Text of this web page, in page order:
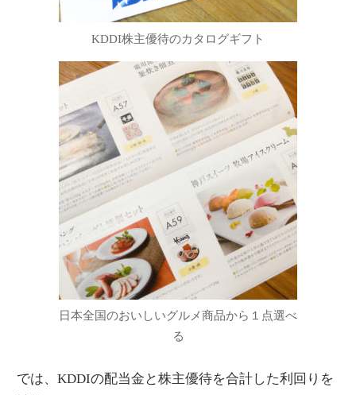
KDDI株主優待のカタログギフト
日本全国のおいしいグルメ商品から１点選べ
る
では、KDDIの配当金と株主優待を合計した利回りを